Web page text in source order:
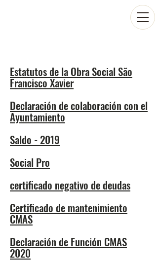
Estatutos de la Obra Social São
Francisco Xavier
Declaración de colaboración con el
Ayuntamiento
Saldo - 2019
Social Pro
certificado negativo de deudas
Certificado de mantenimiento
CMAS
Declaración de Función CMAS
2020